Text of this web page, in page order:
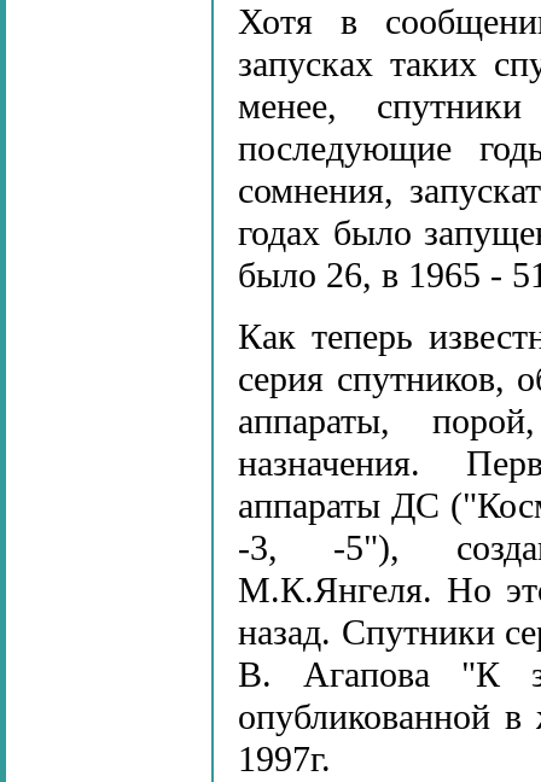
Хотя в
запусках таких
менее,
последующие
сомнения,
годах было
было 26, в 1965 -
Как теперь
серия спутников,
аппараты,
назначения.
аппараты ДС
-3, -5"),
М.К.Янгеля. Но
назад. Спутники
В. Агапова "К
опубликованной
1997г.